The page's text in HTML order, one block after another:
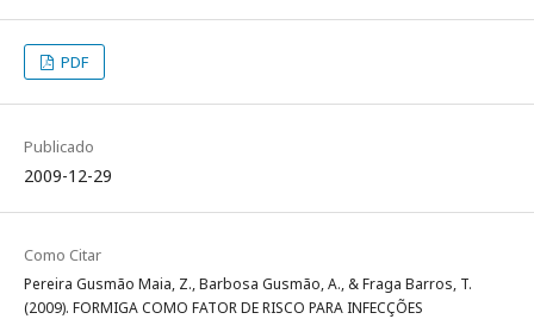
PDF
Publicado
2009-12-29
Como Citar
Pereira Gusmão Maia, Z., Barbosa Gusmão, A., & Fraga Barros, T.
(2009). FORMIGA COMO FATOR DE RISCO PARA INFECÇÕES